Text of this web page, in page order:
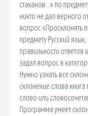
стаканов. .» по
никто не дал верного
вопрос «Просклонять
предмету Русский
правильности ответов
задал вопрос в
Нужно узнать все
склонение слова
слово или
Программа умеет